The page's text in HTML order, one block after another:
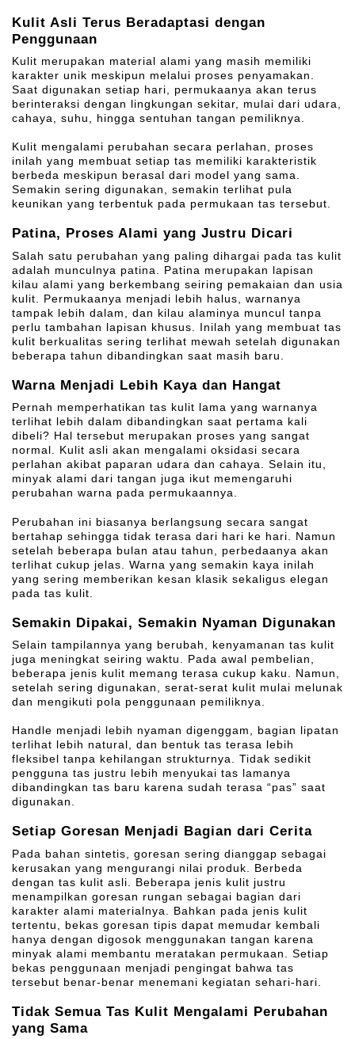
Kulit Asli Terus Beradaptasi dengan
Penggunaan
Kulit merupakan material alami yang masih memiliki
karakter unik meskipun melalui proses penyamakan.
Saat digunakan setiap hari, permukaanya akan terus
berinteraksi dengan lingkungan sekitar, mulai dari udara,
cahaya, suhu, hingga sentuhan tangan pemiliknya.
Kulit mengalami perubahan secara perlahan, proses
inilah yang membuat setiap tas memiliki karakteristik
berbeda meskipun berasal dari model yang sama.
Semakin sering digunakan, semakin terlihat pula
keunikan yang terbentuk pada permukaan tas tersebut.
Patina, Proses Alami yang Justru Dicari
Salah satu perubahan yang paling dihargai pada tas kulit
adalah munculnya patina. Patina merupakan lapisan
kilau alami yang berkembang seiring pemakaian dan usia
kulit. Permukaanya menjadi lebih halus, warnanya
tampak lebih dalam, dan kilau alaminya muncul tanpa
perlu tambahan lapisan khusus. Inilah yang membuat tas
kulit berkualitas sering terlihat mewah setelah digunakan
beberapa tahun dibandingkan saat masih baru.
Warna Menjadi Lebih Kaya dan Hangat
Pernah memperhatikan tas kulit lama yang warnanya
terlihat lebih dalam dibandingkan saat pertama kali
dibeli? Hal tersebut merupakan proses yang sangat
normal. Kulit asli akan mengalami oksidasi secara
perlahan akibat paparan udara dan cahaya. Selain itu,
minyak alami dari tangan juga ikut memengaruhi
perubahan warna pada permukaannya.
Perubahan ini biasanya berlangsung secara sangat
bertahap sehingga tidak terasa dari hari ke hari. Namun
setelah beberapa bulan atau tahun, perbedaanya akan
terlihat cukup jelas. Warna yang semakin kaya inilah
yang sering memberikan kesan klasik sekaligus elegan
pada tas kulit.
Semakin Dipakai, Semakin Nyaman Digunakan
Selain tampilannya yang berubah, kenyamanan tas kulit
juga meningkat seiring waktu. Pada awal pembelian,
beberapa jenis kulit memang terasa cukup kaku. Namun,
setelah sering digunakan, serat-serat kulit mulai melunak
dan mengikuti pola penggunaan pemiliknya.
Handle menjadi lebih nyaman digenggam, bagian lipatan
terlihat lebih natural, dan bentuk tas terasa lebih
fleksibel tanpa kehilangan strukturnya. Tidak sedikit
pengguna tas justru lebih menyukai tas lamanya
dibandingkan tas baru karena sudah terasa “pas” saat
digunakan.
Setiap Goresan Menjadi Bagian dari Cerita
Pada bahan sintetis, goresan sering dianggap sebagai
kerusakan yang mengurangi nilai produk. Berbeda
dengan tas kulit asli. Beberapa jenis kulit justru
menampilkan goresan rungan sebagai bagian dari
karakter alami materialnya. Bahkan pada jenis kulit
tertentu, bekas goresan tipis dapat memudar kembali
hanya dengan digosok menggunakan tangan karena
minyak alami membantu meratakan permukaan. Setiap
bekas penggunaan menjadi pengingat bahwa tas
tersebut benar-benar menemani kegiatan sehari-hari.
Tidak Semua Tas Kulit Mengalami Perubahan
yang Sama